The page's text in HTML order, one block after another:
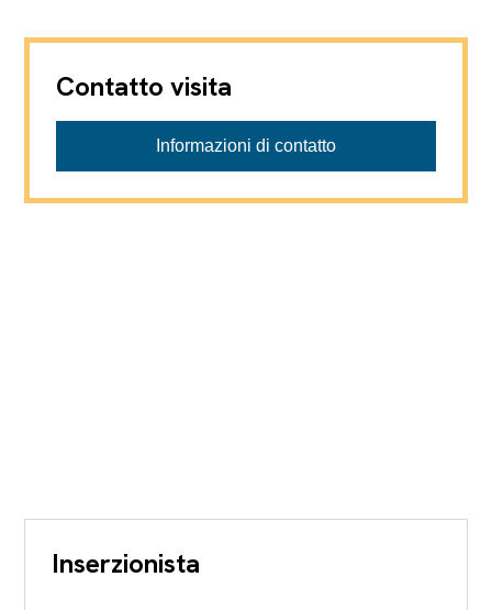
Contatto visita
Informazioni di contatto
Inserzionista